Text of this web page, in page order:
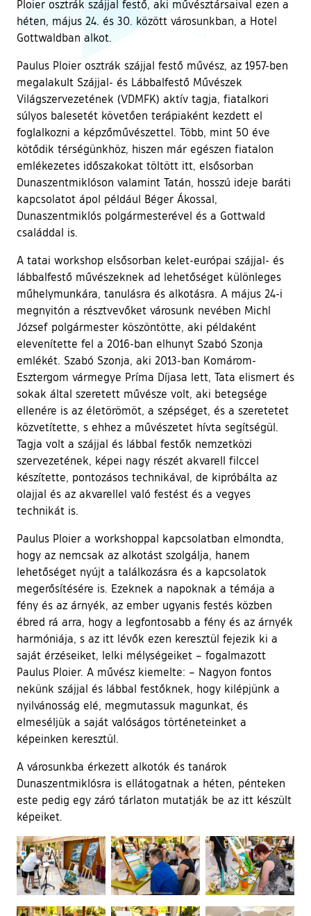
Ploier osztrák szájjal festő, aki művésztársaival ezen a
héten, május 24. és 30. között városunkban, a Hotel
Gottwaldban alkot.
Paulus Ploier osztrák szájjal festő művész, az 1957-ben
megalakult Szájjal- és Lábbalfestő Művészek
Világszervezetének (VDMFK) aktív tagja, fiatalkori
súlyos balesetét követően terápiaként kezdett el
foglalkozni a képzőművészettel. Több, mint 50 éve
kötődik térségünkhöz, hiszen már egészen fiatalon
emlékezetes időszakokat töltött itt, elsősorban
Dunaszentmiklóson valamint Tatán, hosszú ideje baráti
kapcsolatot ápol például Béger Ákossal,
Dunaszentmiklós polgármesterével és a Gottwald
családdal is.
A tatai workshop elsősorban kelet-európai szájjal- és
lábbalfestő művészeknek ad lehetőséget különleges
műhelymunkára, tanulásra és alkotásra. A május 24-i
megnyitón a résztvevőket városunk nevében Michl
József polgármester köszöntötte, aki példaként
elevenítette fel a 2016-ban elhunyt Szabó Szonja
emlékét. Szabó Szonja, aki 2013-ban Komárom-
Esztergom vármegye Príma Díjasa lett, Tata elismert és
sokak által szeretett művésze volt, aki betegsége
ellenére is az életörömöt, a szépséget, és a szeretetet
közvetítette, s ehhez a művészetet hívta segítségül.
Tagja volt a szájjal és lábbal festők nemzetközi
szervezetének, képei nagy részét akvarell filccel
készítette, pontozásos technikával, de kipróbálta az
olajjal és az akvarellel való festést és a vegyes
technikát is.
Paulus Ploier a workshoppal kapcsolatban elmondta,
hogy az nemcsak az alkotást szolgálja, hanem
lehetőséget nyújt a találkozásra és a kapcsolatok
megerősítésére is. Ezeknek a napoknak a témája a
fény és az árnyék, az ember ugyanis festés közben
ébred rá arra, hogy a legfontosabb a fény és az árnyék
harmóniája, s az itt lévők ezen keresztül fejezik ki a
saját érzéseiket, lelki mélységeiket – fogalmazott
Paulus Ploier. A művész kiemelte: – Nagyon fontos
nekünk szájjal és lábbal festőknek, hogy kilépjünk a
nyilvánosság elé, megmutassuk magunkat, és
elmeséljük a saját valóságos történeteinket a
képeinken keresztül.
A városunkba érkezett alkotók és tanárok
Dunaszentmiklósra is ellátogatnak a héten, pénteken
este pedig egy záró tárlaton mutatják be az itt készült
képeiket.
Ugrás a galéria utánra